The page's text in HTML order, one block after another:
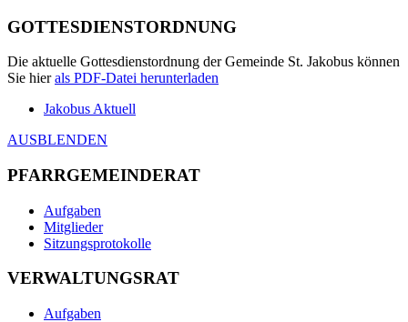
GOTTESDIENSTORDNUNG
Die aktuelle Gottesdienstordnung der Gemeinde St. Jakobus können
Sie hierals PDF-Datei herunterladen
Jakobus Aktuell
AUSBLENDEN
PFARRGEMEINDERAT
Aufgaben
Mitglieder
Sitzungsprotokolle
VERWALTUNGSRAT
Aufgaben